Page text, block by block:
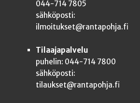
044-714 7805
sähköposti:
ilmoitukset@rantapohja.fi
Tilaajapalvelu
puhelin: 044-714 7800
sähköposti:
tilaukset@rantapohja.fi